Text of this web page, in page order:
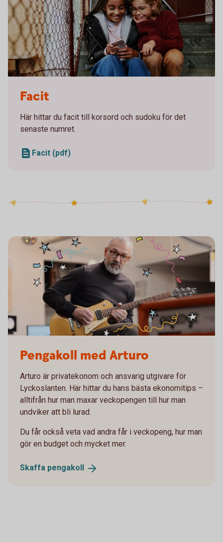
Facit
Här hittar du facit till korsord och sudoku för det
senaste numret.
Facit (pdf)
Pengakoll med Arturo
Arturo är privatekonom och ansvarig utgivare för
Lyckoslanten. Här hittar du hans bästa ekonomitips –
alltifrån hur man maxar veckopengen till hur man
undviker att bli lurad.
Du får också veta vad andra får i veckopeng, hur man
gör en budget och mycket mer.
Skaffa pengakoll